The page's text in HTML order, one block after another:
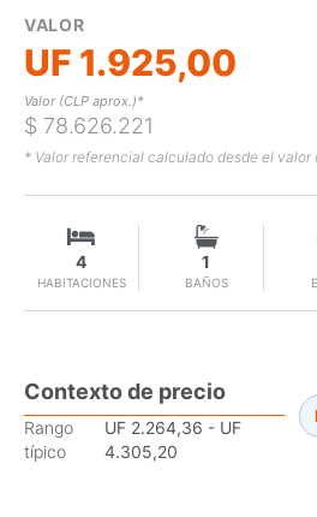
VALOR
UF 1.925,00
Valor (CLP aprox.)*
$ 78.626.221
* Valor referencial calculado desde el valor
HABITACIONES
4
BAÑOS
1
Contexto de precio
Rango
típico
UF 2.264,36 - UF
4.305,20